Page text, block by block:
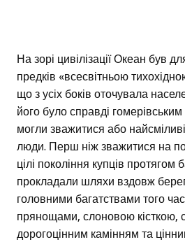
На зорі цивілізації Океан був
предків «всесвітньою
що з усіх боків оточувала
його було справді
могли зважитися або
люди. Перш ніж зважитися на
цілі покоління купців протягом
прокладали шляхи вздовж
головними багатствами того
прянощами, слоновою кісткою,
дорогоцінним камінням та